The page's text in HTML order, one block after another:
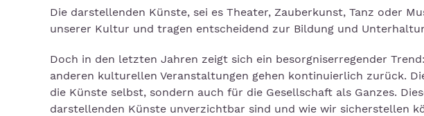
Die darstellenden Künste, sei es Theater, Zauberkunst, Tanz oder
unserer Kultur und tragen entscheidend zur Bildung und
Doch in den letzten Jahren zeigt sich ein besorgniserregender
anderen kulturellen Veranstaltungen gehen kontinuierlich zurück.
die Künste selbst, sondern auch für die Gesellschaft als Ganzes.
darstellenden Künste unverzichtbar sind und wie wir sicherstellen